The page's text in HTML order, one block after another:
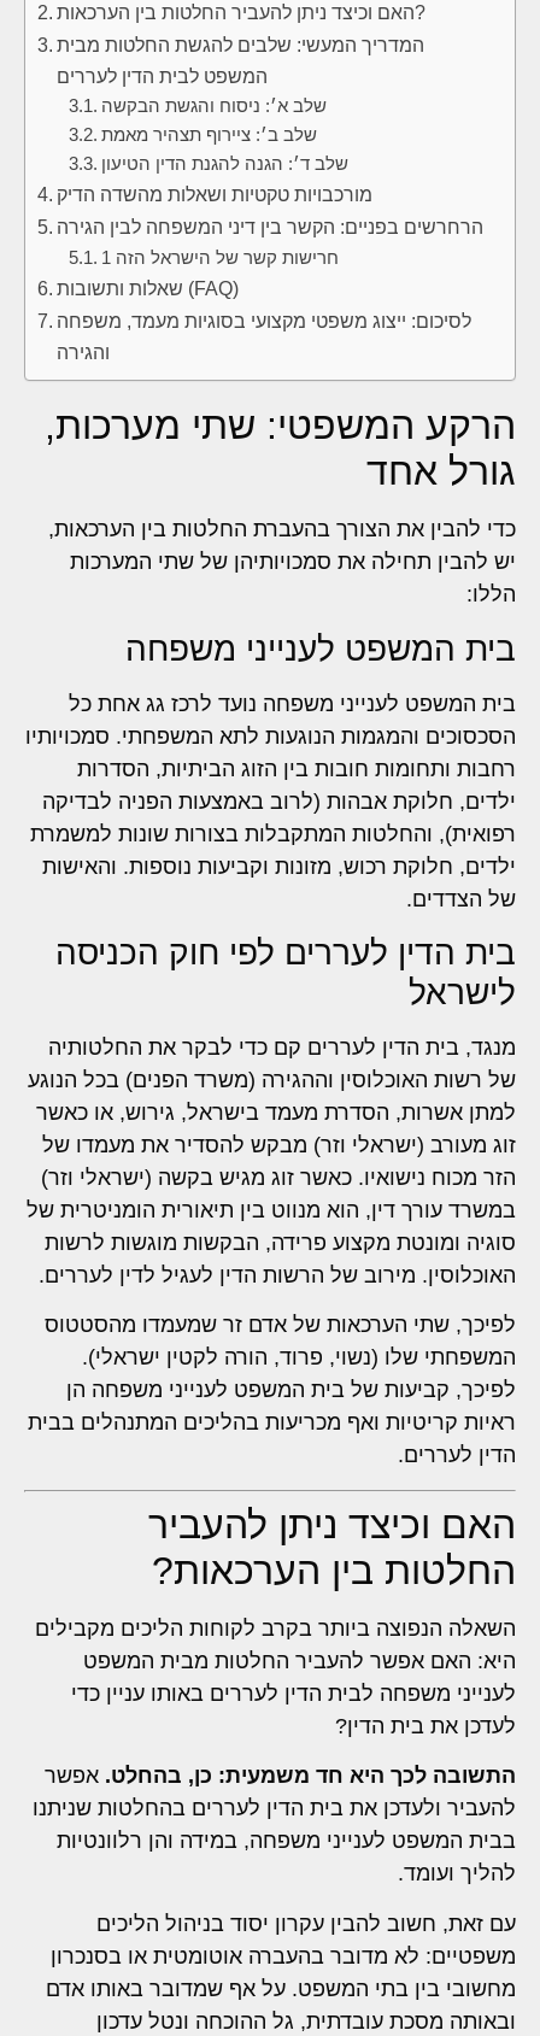
האם וכיצד ניתן להעביר החלטות בין הערכאות?
המדריך המעשי: שלבים להגשת החלטות מבית
המשפט לבית הדין לעררים
שלב א׳: ניסוח והגשת הבקשה
שלב ב׳: ציירוף תצהיר מאמת
שלב ד׳: הגנה להגנת הדין הטיעון
מורכבויות טקטיות ושאלות מהשדה הדיק
הרחרשים בפניים: הקשר בין דיני המשפחה לבין הגירה
1 חרישות קשר של הישראל הזה
שאלות ותשובות (FAQ)
לסיכום: ייצוג משפטי מקצועי בסוגיות מעמד, משפחה
והגירה
הרקע המשפטי: שתי מערכות,
גורל אחד
כדי להבין את הצורך בהעברת החלטות בין הערכאות,
יש להבין תחילה את סמכויותיהן של שתי המערכות
הללו:
בית המשפט לענייני משפחה
בית המשפט לענייני משפחה נועד לרכז גג אחת כל
הסכסוכים והמגמות הנוגעות לתא המשפחתי. סמכויותיו
רחבות ותחומות חובות בין הזוג הביתיות, הסדרות
ילדים, חלוקת אבהות (לרוב באמצעות הפניה לבדיקה
רפואית), והחלטות המתקבלות בצורות שונות למשמרת
ילדים, חלוקת רכוש, מזונות וקביעות נוספות. והאישות
של הצדדים.
בית הדין לעררים לפי חוק הכניסה
לישראל
מנגד, בית הדין לעררים קם כדי לבקר את החלטותיה
של רשות האוכלוסין וההגירה (משרד הפנים) בכל הנוגע
למתן אשרות, הסדרת מעמד בישראל, גירוש, או כאשר
זוג מעורב (ישראלי וזר) מבקש להסדיר את מעמדו של
הזר מכוח נישואיו. כאשר זוג מגיש בקשה (ישראלי וזר)
במשרד עורך דין, הוא מנווט בין תיאורית הומניטרית של
סוגיה ומונטת מקצוע פרידה, הבקשות מוגשות לרשות
האוכלוסין. מירוב של הרשות הדין לעגיל לדין לעררים.
לפיכך, שתי הערכאות של אדם זר שמעמדו מהסטטוס
המשפחתי שלו (נשוי, פרוד, הורה לקטין ישראלי).
לפיכך, קביעות של בית המשפט לענייני משפחה הן
ראיות קריטיות ואף מכריעות בהליכים המתנהלים בבית
הדין לעררים.
האם וכיצד ניתן להעביר
החלטות בין הערכאות?
השאלה הנפוצה ביותר בקרב לקוחות הליכים מקבילים
היא: האם אפשר להעביר החלטות מבית המשפט
לענייני משפחה לבית הדין לעררים באותו עניין כדי
לעדכן את בית הדין?
התשובה לכך היא חד משמעית: כן, בהחלט. אפשר
להעביר ולעדכן את בית הדין לעררים בהחלטות שניתנו
בבית המשפט לענייני משפחה, במידה והן רלוונטיות
להליך ועומד.
עם זאת, חשוב להבין עקרון יסוד בניהול הליכים
משפטיים: לא מדובר בהעברה אוטומטית או בסנכרון
מחשובי בין בתי המשפט. על אף שמדובר באותו אדם
ובאותה מסכת עובדתית, גל ההוכחה ונטל עדכון